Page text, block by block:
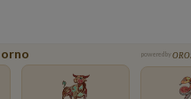
powered by